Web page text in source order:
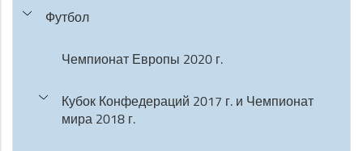
Футбол
Чемпионат Европы 2020 г.
Кубок Конфедераций 2017 г. и Чемпионат
мира 2018 г.